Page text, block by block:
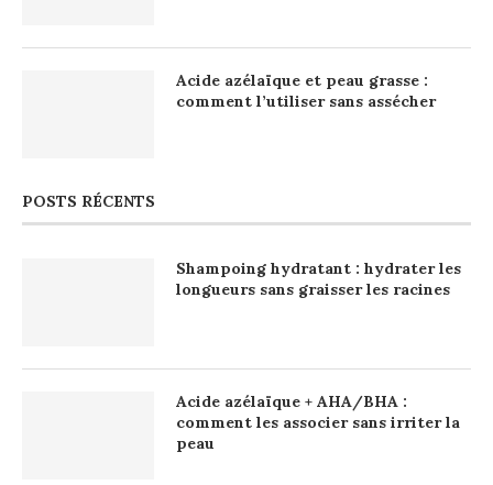
Acide azélaïque et peau grasse :
comment l’utiliser sans assécher
POSTS RÉCENTS
Shampoing hydratant : hydrater les
longueurs sans graisser les racines
Acide azélaïque + AHA/BHA :
comment les associer sans irriter la
peau